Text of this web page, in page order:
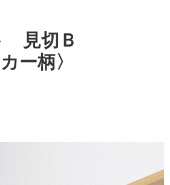
見切Ｂ
ー柄〉